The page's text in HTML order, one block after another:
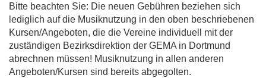
Bitte beachten Sie: Die neuen Gebühren beziehen sich
lediglich auf die Musiknutzung in den oben beschriebenen
Kursen/Angeboten, die die Vereine individuell mit der
zuständigen Bezirksdirektion der GEMA in Dortmund
abrechnen müssen! Musiknutzung in allen anderen
Angeboten/Kursen sind bereits abgegolten.